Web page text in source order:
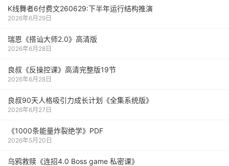
K线舞者6付费文260629:下半年运行结构推演
2026年6月29日
瑞恩《搭讪大师2.0》高清版
2026年6月28日
良叔《反操控课》高清完整版19节
2026年6月28日
良叔90天人格吸引力成长计划《全集系统版》
2026年6月27日
《1000‮能条‬‎量‮裂炸‬‎绝学》PDF
2026年5月20日
乌鸦救赎《连招4.0 Boss game 私密课》